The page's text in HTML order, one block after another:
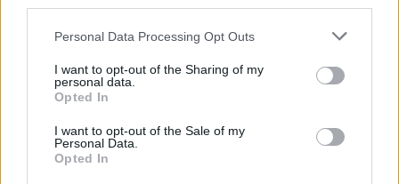
Personal Data Processing Opt Outs
I want to opt-out of the Sharing of my
personal data.
Opted In
I want to opt-out of the Sale of my
Personal Data.
Opted In